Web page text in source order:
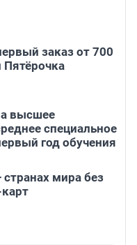
заказ от 700
высшее
специальное
год обучения
странах мира без